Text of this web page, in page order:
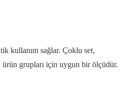
kullanım sağlar. Çoklu set,
grupları için uygun bir ölçüdür.